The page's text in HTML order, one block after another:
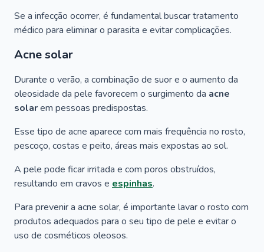
Se a infecção ocorrer, é fundamental buscar tratamento
médico para eliminar o parasita e evitar complicações.
Acne solar
Durante o verão, a combinação de suor e o aumento da
oleosidade da pele favorecem o surgimento da acne
solarem pessoas predispostas.
Esse tipo de acne aparece com mais frequência no rosto,
pescoço, costas e peito, áreas mais expostas ao sol.
A pele pode ficar irritada e com poros obstruídos,
resultando em cravos e espinhas.
Para prevenir a acne solar, é importante lavar o rosto com
produtos adequados para o seu tipo de pele e evitar o
uso de cosméticos oleosos.